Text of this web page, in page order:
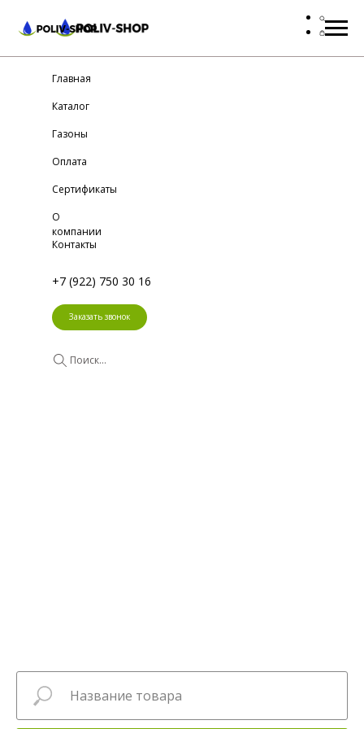
Заказать звонок
+7 (922) 750 30 16
Главная
Каталог
Газоны
Оплата
Сертификаты
О
компании
Контакты
Поиск...